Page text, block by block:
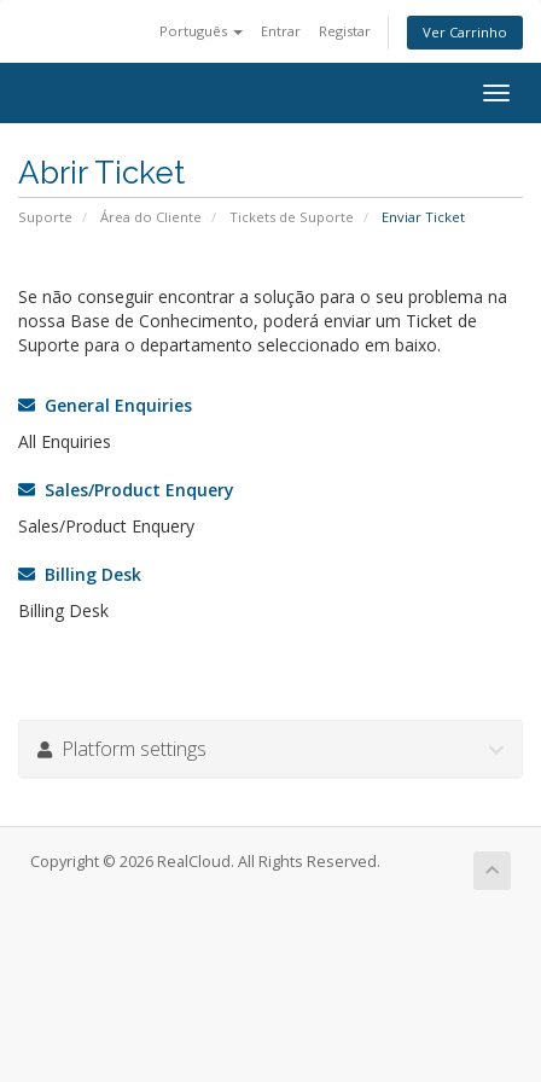
Português Entrar Registar Ver Carrinho
Abrir Ticket
Suporte Área do Cliente Tickets de Suporte Enviar Ticket
Se não conseguir encontrar a solução para o seu problema na
nossa Base de Conhecimento, poderá enviar um Ticket de
Suporte para o departamento seleccionado em baixo.
General Enquiries
All Enquiries
Sales/Product Enquery
Sales/Product Enquery
Billing Desk
Billing Desk
Platform settings
Copyright © 2026 RealCloud. All Rights Reserved.